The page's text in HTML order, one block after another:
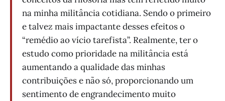
na minha militância cotidiana. Sendo o primeiro
e talvez mais impactante desses efeitos o
“remédio ao vício tarefista”. Realmente, ter o
estudo como prioridade na militância está
aumentando a qualidade das minhas
contribuições e não só, proporcionando um
sentimento de engrandecimento muito